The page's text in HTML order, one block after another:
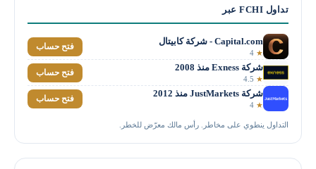
تداول FCHI عبر
Capital.com - شركة كابيتال
★
فتح حساب
شركة Exness منذ 2008
★
فتح حساب
شركة JustMarkets منذ 2012
★
فتح حساب
التداول ينطوي على مخاطر. رأس مالك معرّض للخطر.